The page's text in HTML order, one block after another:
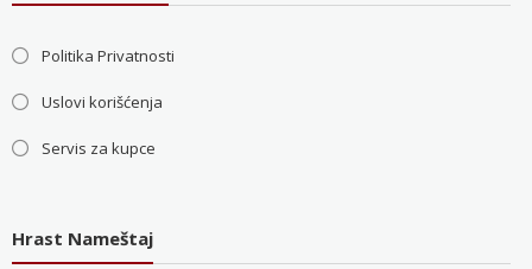
Politika Privatnosti
Uslovi korišćenja
Servis za kupce
Hrast Nameštaj